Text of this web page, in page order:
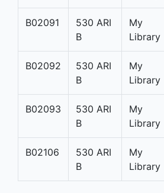
B02091
530 ARI
B
My
Library
B02092
530 ARI
B
My
Library
B02093
530 ARI
B
My
Library
B02106
530 ARI
B
My
Library